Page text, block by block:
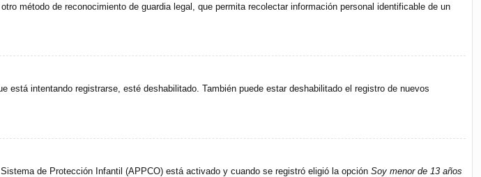
método de reconocimiento de guardia legal, que permita recolectar información personal identificable de un
intentando registrarse, esté deshabilitado. También puede estar deshabilitado el registro de nuevos
de Protección Infantil (APPCO) está activado y cuando se registró eligió la opción Soy menor de 13 años